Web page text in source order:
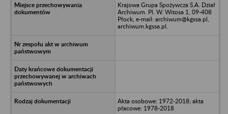
Krajowa Grupa Spożywcza S.A. Dział
Archiwum. Pl. W. Witosa 1, 09-408
Płock, e-mail: archiwum@kgssa.pl,
archiwum.kgssa.pl.
Akta osobowe: 1972-2018; akta
płacowe: 1978-2018